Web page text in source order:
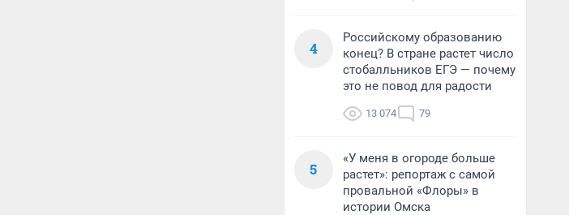
4
Российскому образованию
конец? В стране растет число
стобалльников ЕГЭ — почему
это не повод для радости
13 074 79
5
«У меня в огороде больше
растет»: репортаж с самой
провальной «Флоры» в
истории Омска